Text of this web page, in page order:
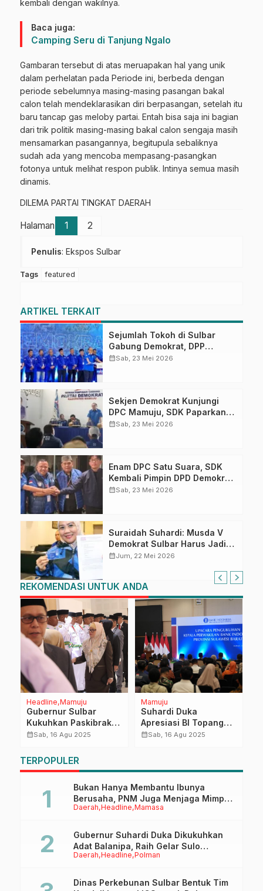
kembali dengan wakilnya.
Baca juga:
Camping Seru di Tanjung Ngalo
Gambaran tersebut di atas meruapakan hal yang unik
dalam perhelatan pada Periode ini, berbeda dengan
periode sebelumnya masing-masing pasangan bakal
calon telah mendeklarasikan diri berpasangan, setelah itu
baru tancap gas meloby partai. Entah bisa saja ini bagian
dari trik politik masing-masing bakal calon sengaja masih
mensamarkan pasangannya, begitupula sebaliknya
sudah ada yang mencoba mempasang-pasangkan
fotonya untuk melihat respon publik. Intinya semua masih
dinamis.
DILEMA PARTAI TINGKAT DAERAH
Halaman 1 2
Penulis: Ekspos Sulbar
Tags featured
ARTIKEL TERKAIT
Sejumlah Tokoh di Sulbar
Gabung Demokrat, DPP
Apresiasi
calendar_monthSab, 23 Mei 2026
Sekjen Demokrat Kunjungi
DPC Mamuju, SDK Paparkan
Target Politik Demokrat Sulbar
calendar_monthSab, 23 Mei 2026
Enam DPC Satu Suara, SDK
Kembali Pimpin DPD Demokrat
Sulbar
calendar_monthSab, 23 Mei 2026
Suraidah Suhardi: Musda V
Demokrat Sulbar Harus Jadi
Momentum Rawat
calendar_monthJum, 22 Mei 2026
REKOMENDASI UNTUK ANDA
Headline Mamuju
Gubernur Sulbar
Kukuhkan Paskibraka
Tingkat Provinsi,
Dukungan Kesehatan
calendar_monthSab, 16 Agu 2025
Mamuju
Suhardi Duka
Apresiasi BI Topang
Peningkatan
calendar_monthSab, 16 Agu 2025
TERPOPULER
Daerah Headline Mamasa
Bukan Hanya Membantu Ibunya
Berusaha, PNM Juga Menjaga Mimpi
Anaknya Untuk Menggapai Cita-Cita
Daerah Headline Polman
Gubernur Suhardi Duka Dikukuhkan
Adat Balanipa, Raih Gelar Sulo
Tappidena
Dinas Perkebunan Sulbar Bentuk Tim